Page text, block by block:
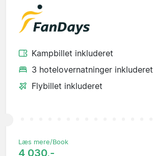
Kampbillet inkluderet
3 hotelovernatninger inkluderet
Flybillet inkluderet
Læs mere/Book
4 030,-